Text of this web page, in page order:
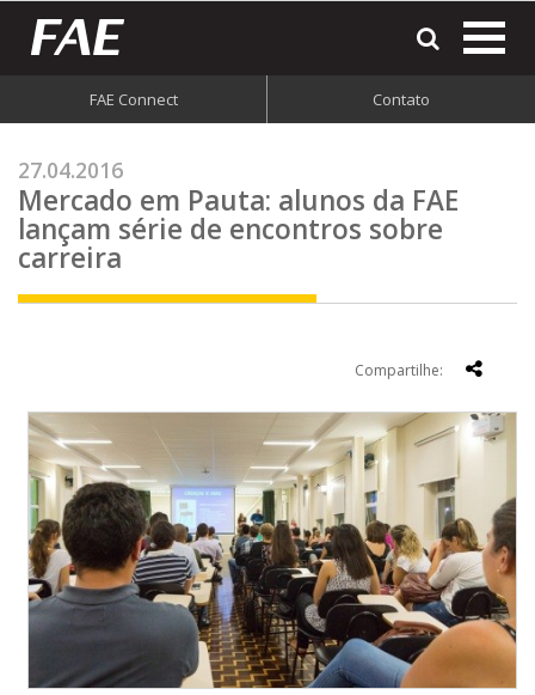
FAE Connect Contato
27.04.2016
Mercado em Pauta: alunos da FAE
lançam série de encontros sobre
carreira
Compartilhe: